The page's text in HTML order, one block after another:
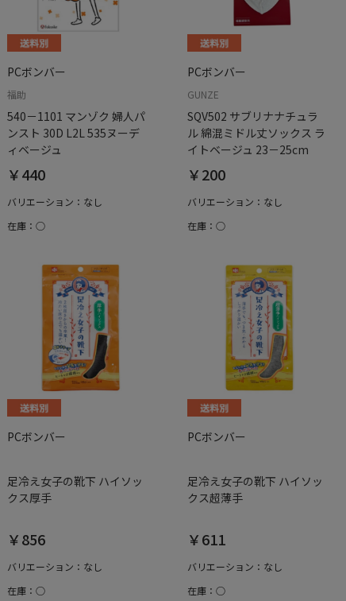
PCボンバー
福助
540－1101 マンゾク 婦人パ
ンスト 30D L2L 535ヌーデ
ィベージュ
￥440
バリエーション：なし
在庫：○
PCボンバー
GUNZE
SQV502 サブリナナチュラ
ル 綿混ミドル丈ソックス ラ
イトベージュ 23－25cm
￥200
バリエーション：なし
在庫：○
PCボンバー
足冷え女子の靴下 ハイソッ
クス厚手
￥856
バリエーション：なし
在庫：○
PCボンバー
足冷え女子の靴下 ハイソッ
クス超薄手
￥611
バリエーション：なし
在庫：○